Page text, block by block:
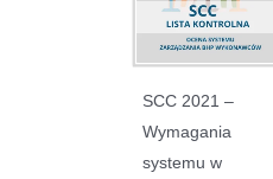
SCC 2021 –
Wymagania
systemu w